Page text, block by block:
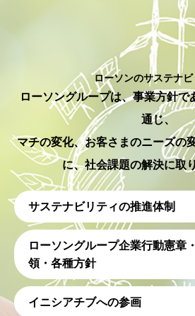
ローソンのサステナ
ローソングループは、事業⽅針で
通じ、
マチの変化、お客さまのニーズの
に、社会課題の解決に取
サステナビリティの推進体制
ローソングループ企業行動憲章
領・各種方針
イニシアチブへの参画